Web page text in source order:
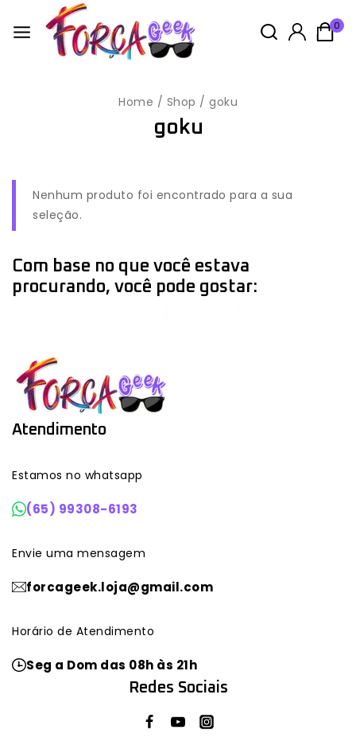
0
Home / Shop / goku
goku
Nenhum produto foi encontrado para a sua
seleção.
Com base no que você estava
procurando, você pode gostar:
Atendimento
Estamos no whatsapp
(65) 99308-6193
Envie uma mensagem
forcageek.loja@gmail.com
Horário de Atendimento
Seg a Dom das 08h às 21h
Redes Sociais